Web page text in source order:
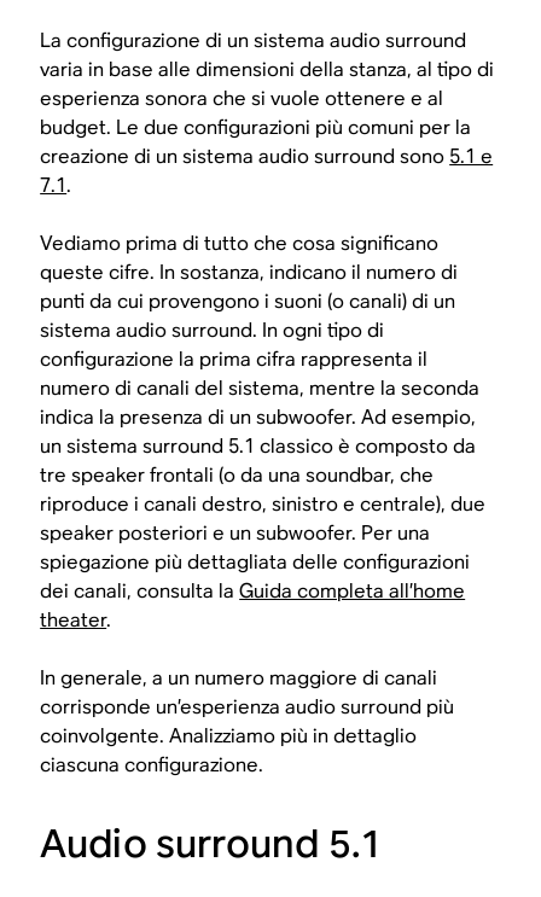
La configurazione di un sistema audio surround
varia in base alle dimensioni della stanza, al tipo di
esperienza sonora che si vuole ottenere e al
budget. Le due configurazioni più comuni per la
creazione di un sistema audio surround sono 5.1 e
7.1.
Vediamo prima di tutto che cosa significano
queste cifre. In sostanza, indicano il numero di
punti da cui provengono i suoni (o canali) di un
sistema audio surround. In ogni tipo di
configurazione la prima cifra rappresenta il
numero di canali del sistema, mentre la seconda
indica la presenza di un subwoofer. Ad esempio,
un sistema surround 5.1 classico è composto da
tre speaker frontali (o da una soundbar, che
riproduce i canali destro, sinistro e centrale), due
speaker posteriori e un subwoofer. Per una
spiegazione più dettagliata delle configurazioni
dei canali, consulta laGuida completa all’home
theater.
In generale, a un numero maggiore di canali
corrisponde un’esperienza audio surround più
coinvolgente. Analizziamo più in dettaglio
ciascuna configurazione.
Audio surround 5.1